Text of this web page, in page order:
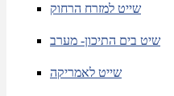
שייט למזרח הרחוק
שיט בים התיכון- מערב
שייט לאמריקה